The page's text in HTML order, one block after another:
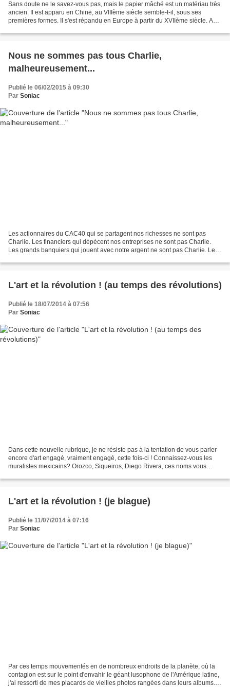
Sans doute ne le savez-vous pas, mais le papier mâché est un matériau très
ancien. Il est apparu en Chine, au VIIIème siècle semble-t-il, sous ses
premières formes. Il s'est répandu en Europe à partir du XVIIème siècle. A
Nous ne sommes pas tous Charlie,
malheureusement...
Publié le 06/02/2015 à 09:30
Par Soniac
Les actionnaires du CAC40 qui se partagent nos richesses ne sont pas
Charlie. Les financiers qui dépècent nos entreprises ne sont pas Charlie.
Les grands banquiers qui jouent avec notre argent ne sont pas Charlie. Les
L'art et la révolution ! (au temps des révolutions)
Publié le 18/07/2014 à 07:56
Par Soniac
Dans cette nouvelle rubrique, je ne résiste pas à la tentation de vous parler
encore d'art engagé, vraiment engagé, cette fois-ci ! Connaissez-vous les
muralistes mexicains? Orozco, Siqueiros, Diego Rivera, ces noms vous
L'art et la révolution ! (je blague)
Publié le 11/07/2014 à 07:16
Par Soniac
Par ces temps mouvementés en de nombreux endroits de la planète, où la
contagion est sur le point d'envahir le géant lusophone de l'Amérique latine,
j'ai ressorti de mes placards de vieilles photos rangées dans leurs albums...